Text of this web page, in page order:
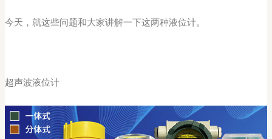
今天，就这些问题和大家讲解一下这两种液位计。
超声波液位计